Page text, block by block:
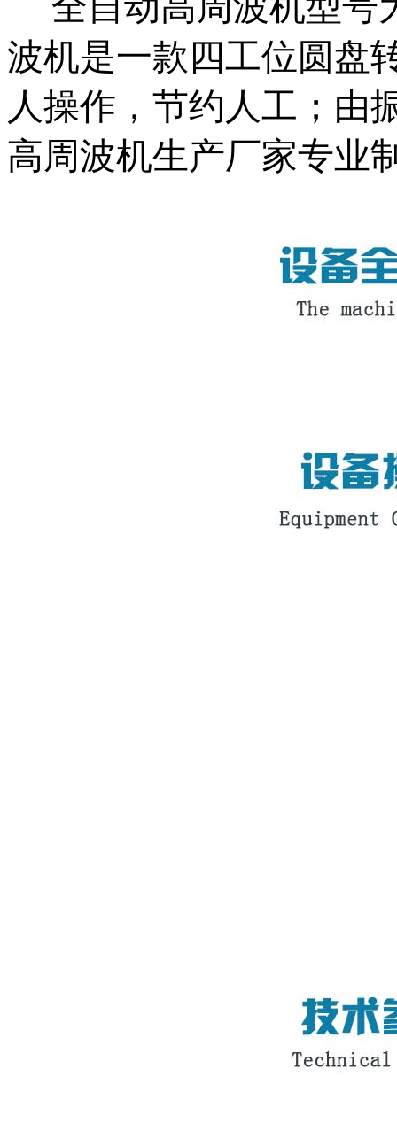
波机是一款四工位圆盘
人操作，节约人工；由
高周波机生产厂家专业